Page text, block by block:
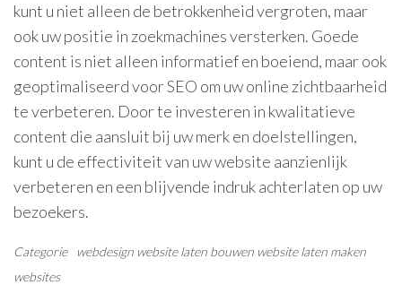
kunt u niet alleen de betrokkenheid vergroten, maar
ook uw positie in zoekmachines versterken. Goede
content is niet alleen informatief en boeiend, maar ook
geoptimaliseerd voor SEO om uw online zichtbaarheid
te verbeteren. Door te investeren in kwalitatieve
content die aansluit bij uw merk en doelstellingen,
kunt u de effectiviteit van uw website aanzienlijk
verbeteren en een blijvende indruk achterlaten op uw
bezoekers.
Categorie webdesign website laten bouwen website laten maken
websites